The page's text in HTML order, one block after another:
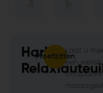
Harlem
Proefzitten
Laat u
een